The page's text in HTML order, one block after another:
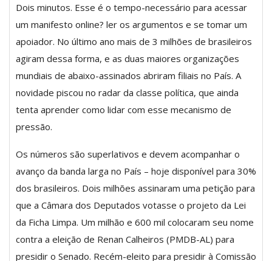
Dois minutos. Esse é o tempo-necessário para acessar
um manifesto online? ler os argumentos e se tomar um
apoiador. No último ano mais de 3 milhões de brasileiros
agiram dessa forma, e as duas maiores organizações
mundiais de abaixo-assinados abriram filiais no País. A
novidade piscou no radar da classe política, que ainda
tenta aprender como lidar com esse mecanismo de
pressão.
Os números são superlativos e devem acompanhar o
avanço da banda larga no País – hoje disponível para 30%
dos brasileiros. Dois milhões assinaram uma petição para
que a Câmara dos Deputados votasse o projeto da Lei
da Ficha Limpa. Um milhão e 600 mil colocaram seu nome
contra a eleição de Renan Calheiros (PMDB-AL) para
presidir o Senado. Recém-eleito para presidir à Comissão